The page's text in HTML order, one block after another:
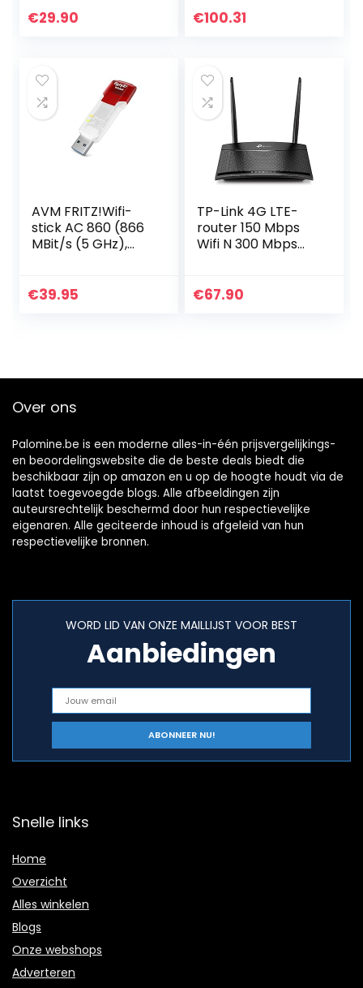
met SMA-
€29.90 €100.31
AVM FRITZ!Wifi-
stick AC 860 (866
MBit/s (5 GHz),
internationale
€39.95
TP-Link 4G LTE-
router 150 Mbps
Wifi N 300 Mbps
2 x SMA voor
€67.90
Over ons
Palomine.be is een moderne alles-in-één prijsvergelijkings-
en beoordelingswebsite die de beste deals biedt die
beschikbaar zijn op amazon en u op de hoogte houdt via de
laatst toegevoegde blogs. Alle afbeeldingen zijn
auteursrechtelijk beschermd door hun respectievelijke
eigenaren. Alle geciteerde inhoud is afgeleid van hun
respectievelijke bronnen.
WORD LID VAN ONZE MAILLIJST VOOR BEST
Aanbiedingen
Snelle links
Home
Overzicht
Alles winkelen
Blogs
Onze webshops
Adverteren